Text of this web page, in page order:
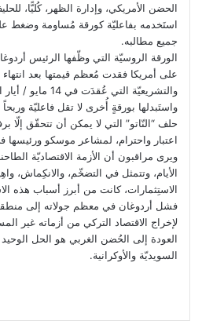
الحضن الأمريكي، وإدارة الظهر، كُليًّا،
استَخدمه بفاعليّة كورقة مُساومة وضغط
جميع مطالبه.
الورقة الروسيّة التي وظّفها الرئيس
على أمريكا فقدت مُعظم قيمتها بعد انتهاء
والتشريعيّة التي
واستَبدلها بورقةٍ أُخرى لا تقل فاعليّة
حلف “النّاتو” التي لا يمكن أن تتحقّق إلّا
اعتبار واحترام، لمشاعر موسكو ورئيسها
ويرى مراقبون أن الأزمة الاقتصاديّة
الأيام، وتتمثل في التضخّم، والانكِماش،
الاستِثمارات، كانت من أبرز أسباب هذه
فشل أردوغان في معظم جولاته إلى
لإخراج الاقتصاد التركي من أزماته غير
العودة إلى الحُضن الغربي هو الحل الوحيد
السويديّة والأوكرانية.